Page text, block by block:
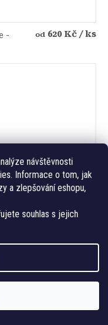
návštěvnosti
Informace o tom, jak
a zlepšování eshopu,
souhlas s jejich
-
od 620 Kč / ks